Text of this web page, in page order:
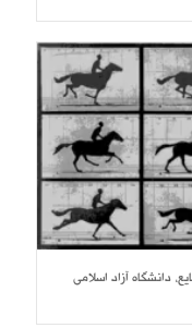
دانشگاه آزاد اسلامی